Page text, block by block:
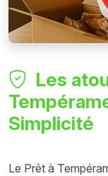
Les
Simplicité
Le Prêt à